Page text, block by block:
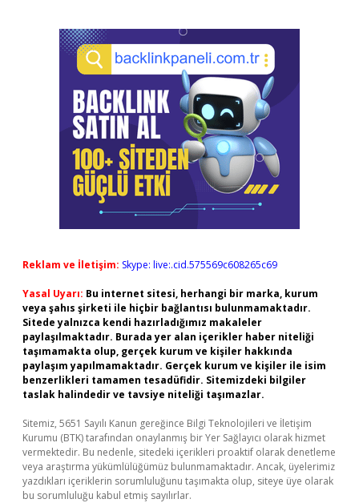
Reklam ve İletişim: Skype: live:.cid.575569c608265c69
Yasal Uyarı: Bu internet sitesi, herhangi bir marka, kurum
veya şahıs şirketi ile hiçbir bağlantısı bulunmamaktadır.
Sitede yalnızca kendi hazırladığımız makaleler
paylaşılmaktadır. Burada yer alan içerikler haber niteliği
taşımamakta olup, gerçek kurum ve kişiler hakkında
paylaşım yapılmamaktadır. Gerçek kurum ve kişiler ile isim
benzerlikleri tamamen tesadüfidir. Sitemizdeki bilgiler
taslak halindedir ve tavsiye niteliği taşımazlar.
Sitemiz, 5651 Sayılı Kanun gereğince Bilgi Teknolojileri ve İletişim
Kurumu (BTK) tarafından onaylanmış bir Yer Sağlayıcı olarak hizmet
vermektedir. Bu nedenle, sitedeki içerikleri proaktif olarak denetleme
veya araştırma yükümlülüğümüz bulunmamaktadır. Ancak, üyelerimiz
yazdıkları içeriklerin sorumluluğunu taşımakta olup, siteye üye olarak
bu sorumluluğu kabul etmiş sayılırlar.